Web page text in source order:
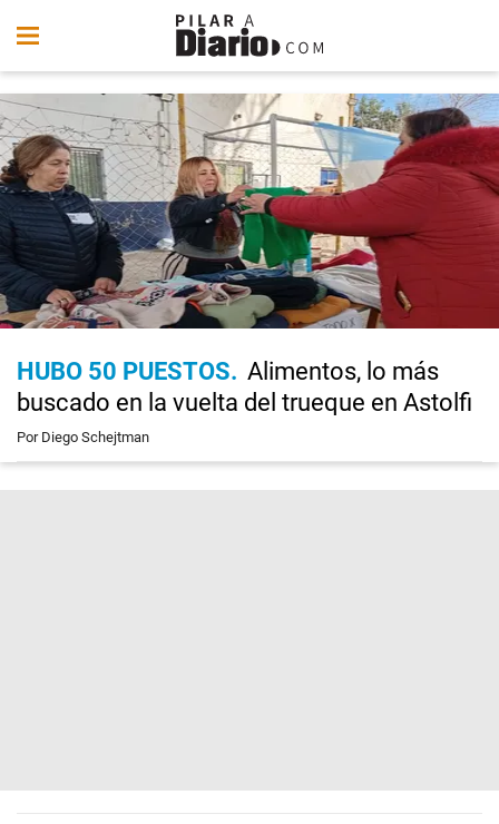
HUBO 50 PUESTOS
Alimentos, lo más
buscado en la vuelta del trueque en Astolfi
Por Diego Schejtman